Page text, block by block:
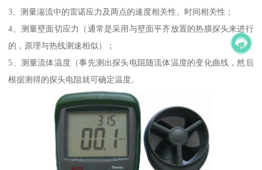
3、测量湍流中的雷诺应力及两点的速度相关性、时间相关性；
4、测量壁面切应力（通常是采用与壁面平齐放置的热膜探头来进行
的，原理与热线测速相似）；
5、测量流体温度（事先测出探头电阻随流体温度的变化曲线，然后
根据测得的探头电阻就可确定温度。